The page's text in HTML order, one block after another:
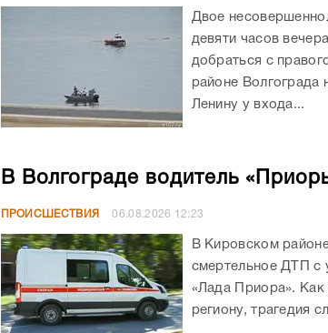
Двое
девяти часов
добраться с
районе Волгограда
Ленину у входа...
В Волгограде водитель
ПРОИСШЕСТВИЯ 06.08.2026 12:23
В Кировском
смертельное ДТП с
«Лада Приора».
региону, трагедия